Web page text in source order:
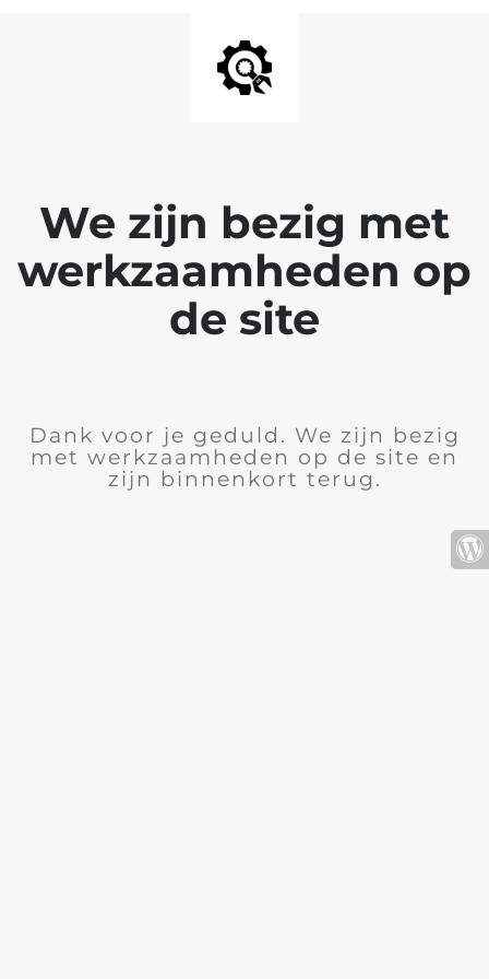
We zijn bezig met
werkzaamheden op
de site
Dank voor je geduld. We zijn bezig
met werkzaamheden op de site en
zijn binnenkort terug.